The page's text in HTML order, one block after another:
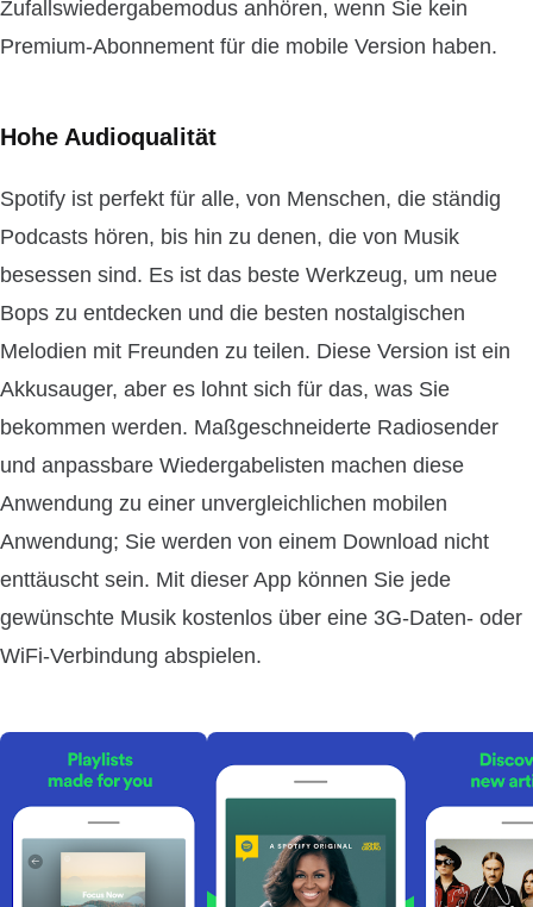
Zufallswiedergabemodus anhören, wenn Sie kein
Premium-Abonnement für die mobile Version haben.
Hohe Audioqualität
Spotify ist perfekt für alle, von Menschen, die ständig
Podcasts hören, bis hin zu denen, die von Musik
besessen sind. Es ist das beste Werkzeug, um neue
Bops zu entdecken und die besten nostalgischen
Melodien mit Freunden zu teilen. Diese Version ist ein
Akkusauger, aber es lohnt sich für das, was Sie
bekommen werden. Maßgeschneiderte Radiosender
und anpassbare Wiedergabelisten machen diese
Anwendung zu einer unvergleichlichen mobilen
Anwendung; Sie werden von einem Download nicht
enttäuscht sein. Mit dieser App können Sie jede
gewünschte Musik kostenlos über eine 3G-Daten- oder
WiFi-Verbindung abspielen.